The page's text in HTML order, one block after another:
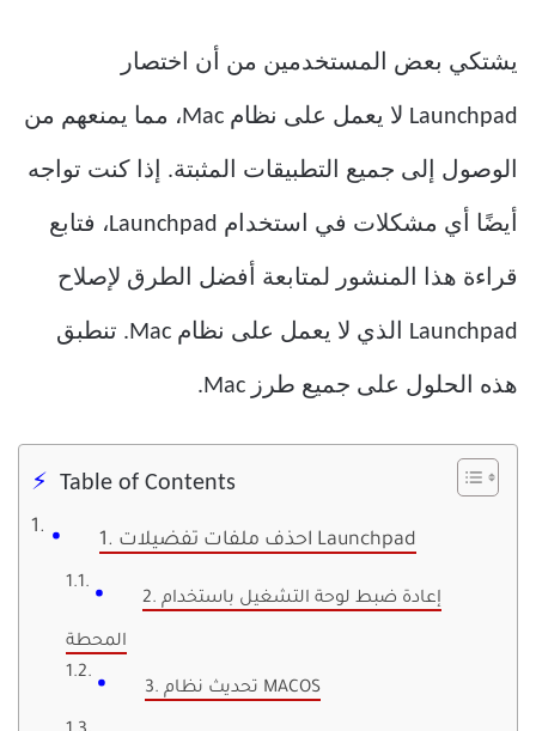
يشتكي بعض المستخدمين من أن اختصار
Launchpad لا يعمل على نظام Mac، مما يمنعهم من
الوصول إلى جميع التطبيقات المثبتة. إذا كنت تواجه
أيضًا أي مشكلات في استخدام Launchpad، فتابع
قراءة هذا المنشور لمتابعة أفضل الطرق لإصلاح
Launchpad الذي لا يعمل على نظام Mac. تنطبق
هذه الحلول على جميع طرز Mac.
Table of Contents
1. احذف ملفات تفضيلات Launchpad
2. إعادة ضبط لوحة التشغيل باستخدام
المحطة
3. تحديث نظام MACOS